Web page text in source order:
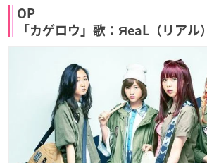
OP
「カゲロウ」歌：ЯeaL（リアル）